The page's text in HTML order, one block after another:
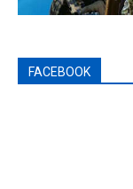
FACEBOOK